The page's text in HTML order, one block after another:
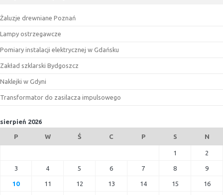
Żaluzje drewniane Poznań
Lampy ostrzegawcze
Pomiary instalacji elektrycznej w Gdańsku
Zakład szklarski Bydgoszcz
Naklejki w Gdyni
Transformator do zasilacza impulsowego
sierpień 2026
P W Ś C P S N
1 2
3 4 5 6 7 8 9
10 11 12 13 14 15 16